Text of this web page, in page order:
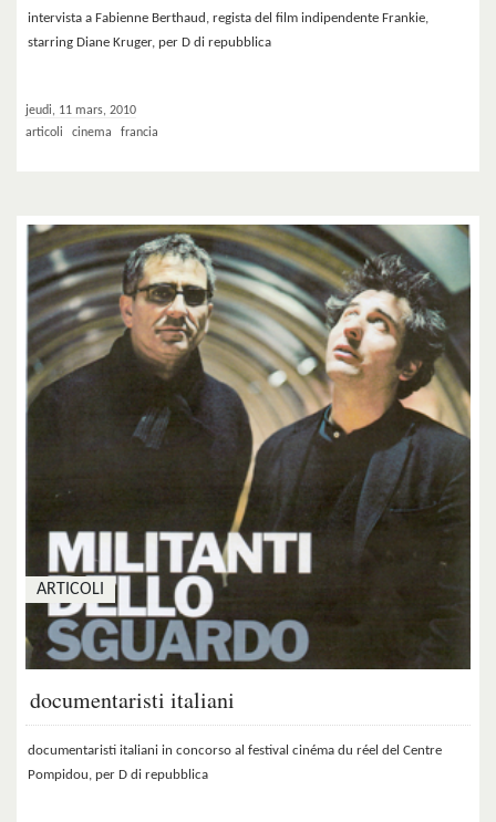
intervista a Fabienne Berthaud, regista del film indipendente Frankie,
starring Diane Kruger, per D di repubblica
jeudi, 11 mars, 2010
articoli
cinema francia
ARTICOLI
documentaristi italiani
documentaristi italiani in concorso al festival cinéma du réel del Centre
Pompidou, per D di repubblica